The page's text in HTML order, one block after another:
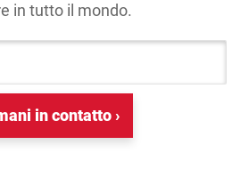
in tutto il mondo.
Indirizzo e-mail
in contatto ›